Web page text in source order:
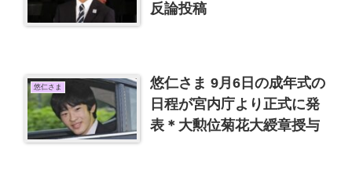
反論投稿
悠仁さま
悠仁さま 9月6日の成年式の
日程が宮内庁より正式に発
表＊大勲位菊花大綬章授与